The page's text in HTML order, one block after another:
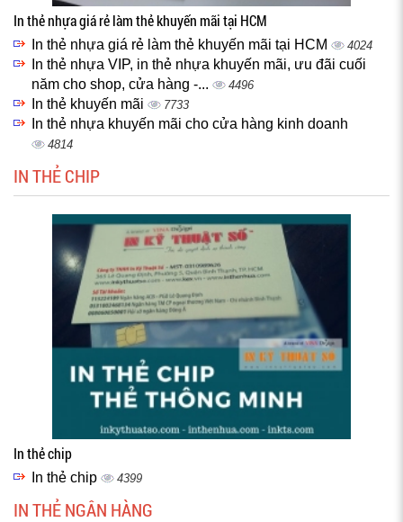
In thẻ nhựa giá rẻ làm thẻ khuyến mãi tại HCM
In thẻ nhựa giá rẻ làm thẻ khuyến mãi tại HCM 4024
In thẻ nhựa VIP, in thẻ nhựa khuyến mãi, ưu đãi cuối
năm cho shop, cửa hàng -...
4496
In thẻ khuyến mãi 7733
In thẻ nhựa khuyến mãi cho cửa hàng kinh doanh
4814
IN THẺ CHIP
In thẻ chip
In thẻ chip 4399
IN THẺ NGÂN HÀNG